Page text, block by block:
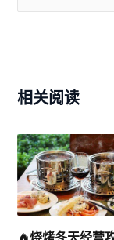
相关阅读
🔥烧烤冬天经营